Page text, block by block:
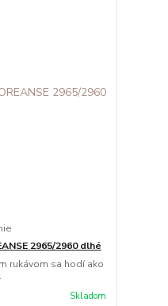
2965/2960 dlhé
rukávom sa hodí ako
Skladom